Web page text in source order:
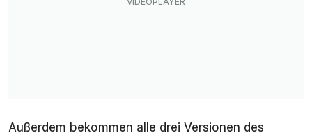
Außerdem bekommen alle drei Versionen des